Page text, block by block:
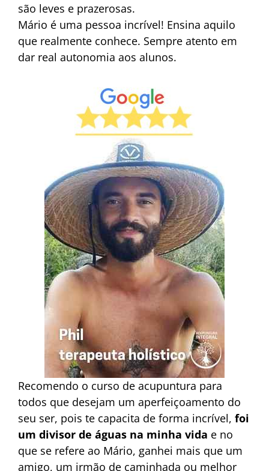
são leves e prazerosas.
Mário é uma pessoa incrível! Ensina aquilo
que realmente conhece. Sempre atento em
dar real autonomia aos alunos.
Recomendo o curso de acupuntura para
todos que desejam um aperfeiçoamento do
seu ser, pois te capacita de forma incrível, foi
um divisor de águas na minha vida e no
que se refere ao Mário, ganhei mais que um
amigo, um irmão de caminhada ou melhor